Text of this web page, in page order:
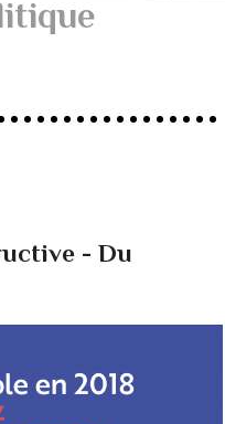
- Du